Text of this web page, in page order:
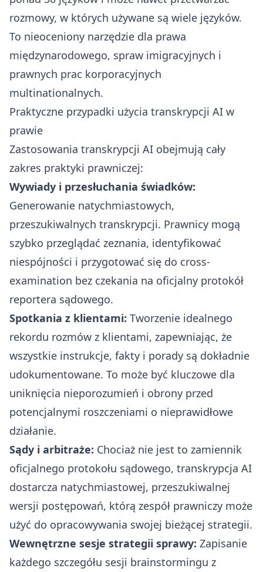
rozmowy, w których używane są wiele języków.
To nieoceniony narzędzie dla prawa
międzynarodowego, spraw imigracyjnych i
prawnych prac korporacyjnych
multinationalnych.
Praktyczne przypadki użycia transkrypcji AI w
prawie
Zastosowania transkrypcji AI obejmują cały
zakres praktyki prawniczej:
Wywiady i przesłuchania świadków:
Generowanie natychmiastowych,
przeszukiwalnych transkrypcji. Prawnicy mogą
szybko przeglądać zeznania, identyfikować
niespójności i przygotować się do cross-
examination bez czekania na oficjalny protokół
reportera sądowego.
Spotkania z klientami: Tworzenie idealnego
rekordu rozmów z klientami, zapewniając, że
wszystkie instrukcje, fakty i porady są dokładnie
udokumentowane. To może być kluczowe dla
uniknięcia nieporozumień i obrony przed
potencjalnymi roszczeniami o nieprawidłowe
działanie.
Sądy i arbitraże: Chociaż nie jest to zamiennik
oficjalnego protokołu sądowego, transkrypcja AI
dostarcza natychmiastowej, przeszukiwalnej
wersji postępowań, którą zespół prawniczy może
użyć do opracowywania swojej bieżącej strategii.
Wewnętrzne sesje strategii sprawy: Zapisanie
każdego szczegółu sesji brainstormingu z